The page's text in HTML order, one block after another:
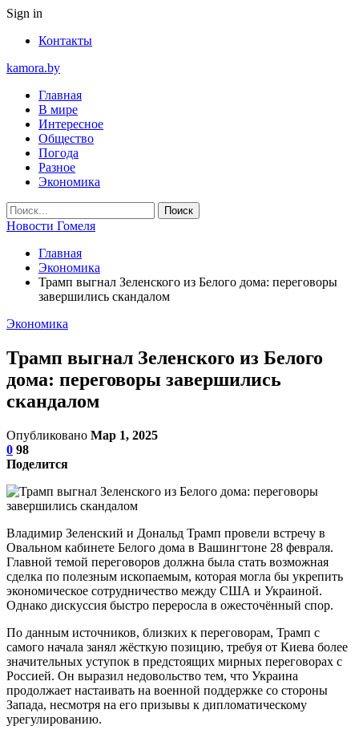
Sign in
Контакты
kamora.by
Главная
В мире
Интересное
Общество
Погода
Разное
Экономика
Новости Гомеля
Главная
Экономика
Трамп выгнал Зеленского из Белого дома: переговоры
завершились скандалом
Экономика
Трамп выгнал Зеленского из Белого
дома: переговоры завершились
скандалом
Опубликовано Мар 1, 2025
0 98
Поделится
Владимир Зеленский и Дональд Трамп провели встречу в
Овальном кабинете Белого дома в Вашингтоне 28 февраля.
Главной темой переговоров должна была стать возможная
сделка по полезным ископаемым, которая могла бы укрепить
экономическое сотрудничество между США и Украиной.
Однако дискуссия быстро переросла в ожесточённый спор.
По данным источников, близких к переговорам, Трамп с
самого начала занял жёсткую позицию, требуя от Киева более
значительных уступок в предстоящих мирных переговорах с
Россией. Он выразил недовольство тем, что Украина
продолжает настаивать на военной поддержке со стороны
Запада, несмотря на его призывы к дипломатическому
урегулированию.